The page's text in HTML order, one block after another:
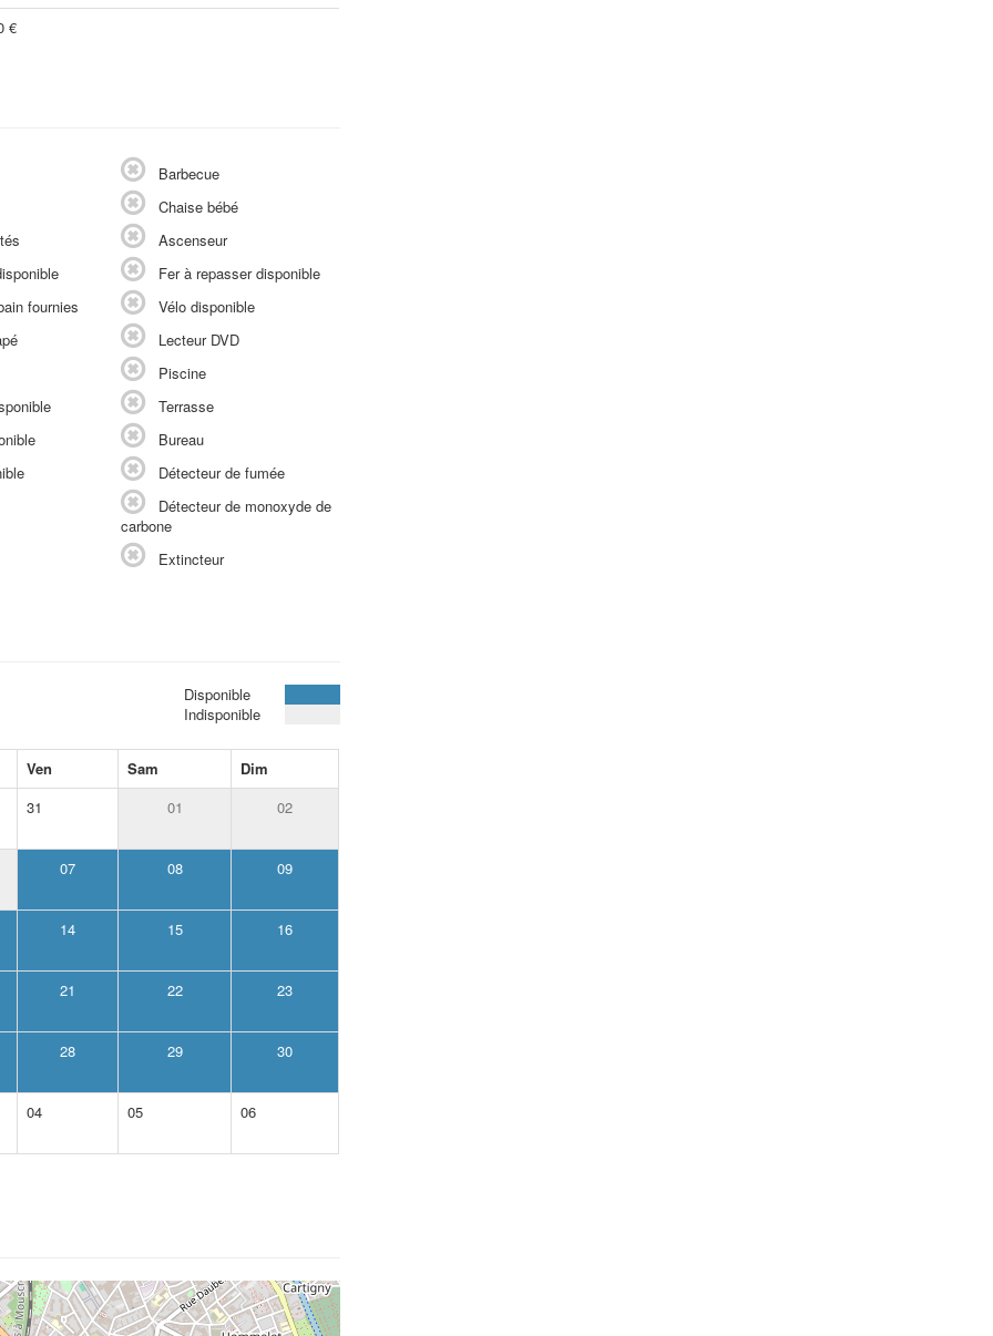
€
fournies
Barbecue
Chaise bébé
Ascenseur
Fer à repasser disponible
Vélo disponible
Lecteur DVD
Piscine
Terrasse
Bureau
Détecteur de fumée
Détecteur de monoxyde de
carbone
Extincteur
Disponible
Indisponible
Ven Sam
Dim
31
01 02
07 08 09
14 15 16
21 22 23
28 29 30
04 05 06